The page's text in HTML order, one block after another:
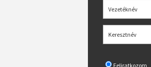
Feliratkozom